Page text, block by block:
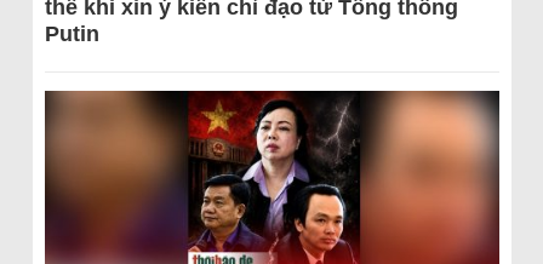
thể khi xin ý kiến chỉ đạo từ Tổng thống
Putin